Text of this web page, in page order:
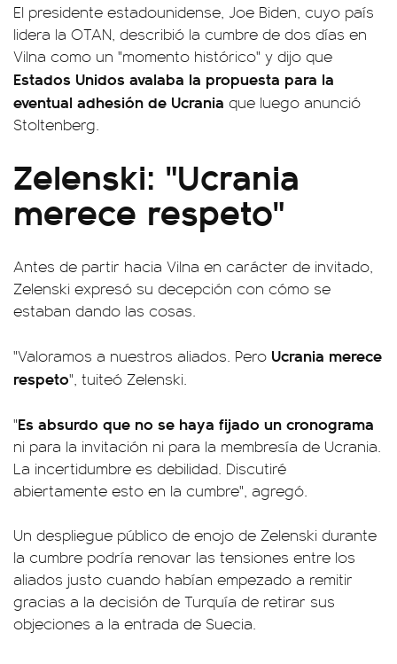
El presidente estadounidense, Joe Biden, cuyo país
lidera la OTAN, describió la cumbre de dos días en
Vilna como un "momento histórico" y dijo que
Estados Unidos avalaba la propuesta para la
eventual adhesión de Ucrania que luego anunció
Stoltenberg.
Zelenski: "Ucrania
merece respeto"
Antes de partir hacia Vilna en carácter de invitado,
Zelenski expresó su decepción con cómo se
estaban dando las cosas.
"Valoramos a nuestros aliados. Pero Ucrania merece
respeto", tuiteó Zelenski.
"Es absurdo que no se haya fijado un cronograma
ni para la invitación ni para la membresía de Ucrania.
La incertidumbre es debilidad. Discutiré
abiertamente esto en la cumbre", agregó.
Un despliegue público de enojo de Zelenski durante
la cumbre podría renovar las tensiones entre los
aliados justo cuando habían empezado a remitir
gracias a la decisión de Turquía de retirar sus
objeciones a la entrada de Suecia.